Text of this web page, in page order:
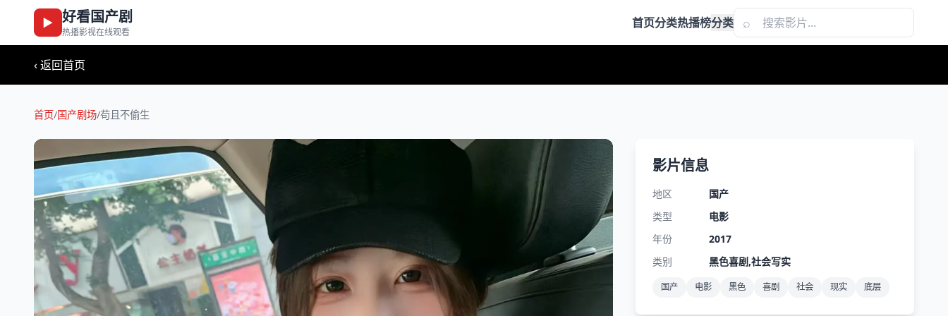
▶ 好看国产剧
热播影视在线观看
首页分类热播榜分类 ⌕
‹ 返回首页
首页/国产剧场/苟且不偷生
影片信息
地区
国产
类型
电影
年份
2017
类别
黑色喜剧,社会写实
国产 电影 黑色 喜剧 社会 现实 底层